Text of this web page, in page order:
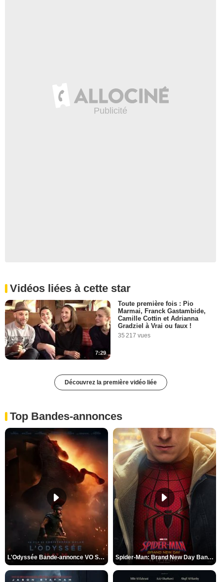
Vidéos liées à cette star
7:29
Toute première fois : Pio
Marmai, Franck Gastambide,
Camille Cottin et Adrianna
Gradziel à Vrai ou faux !
35 217 vues
Découvrez la première vidéo liée
Top Bandes-annonces
L'Odyssée Bande-annonce VO STFR Spider-Man: Brand New Day Bande-annonce VO STFR